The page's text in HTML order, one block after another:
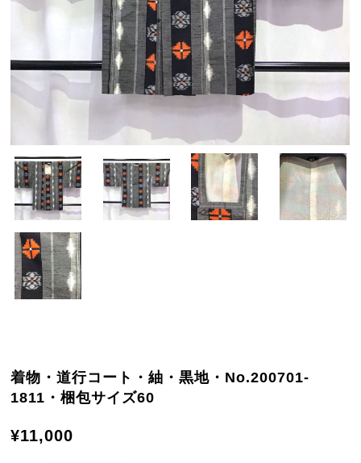
着物・道行コート・紬・黒地・No.200701-
1811・梱包サイズ60
¥11,000